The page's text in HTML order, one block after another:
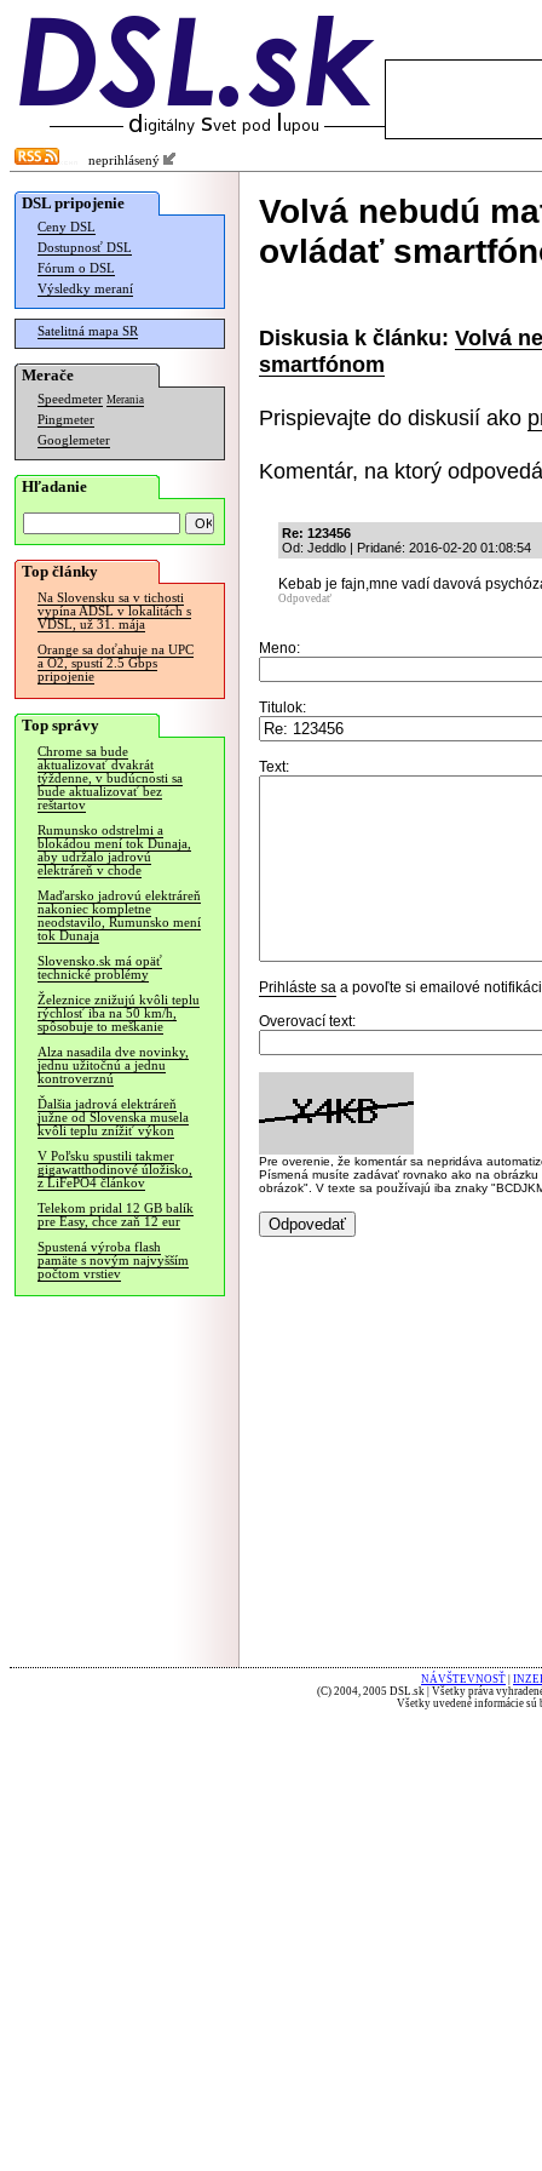
neprihlásený
DSL pripojenie
Ceny DSL
Dostupnosť DSL
Fórum o DSL
Výsledky meraní
Satelitná mapa SR
Merače
Speedmeter Merania
Pingmeter
Googlemeter
Hľadanie
Top články
Na Slovensku sa v tichosti
vypína ADSL v lokalitách s
VDSL, už 31. mája
Orange sa doťahuje na UPC
a O2, spustí 2.5 Gbps
pripojenie
Top správy
Chrome sa bude
aktualizovať dvakrát
týždenne, v budúcnosti sa
bude aktualizovať bez
reštartov
Rumunsko odstrelmi a
blokádou mení tok Dunaja,
aby udržalo jadrovú
elektráreň v chode
Maďarsko jadrovú elektráreň
nakoniec kompletne
neodstavilo, Rumunsko mení
tok Dunaja
Slovensko.sk má opäť
technické problémy
Železnice znižujú kvôli teplu
rýchlosť iba na 50 km/h,
spôsobuje to meškanie
Alza nasadila dve novinky,
jednu užitočnú a jednu
kontroverznú
Ďalšia jadrová elektráreň
južne od Slovenska musela
kvôli teplu znížiť výkon
V Poľsku spustili takmer
gigawatthodinové úložisko,
z LiFePO4 článkov
Telekom pridal 12 GB balík
pre Easy, chce zaň 12 eur
Spustená výroba flash
pamäte s novým najvyšším
počtom vrstiev
Volvá nebudú
ovládať
Diskusia k článku: Volvá
smartfónom
Prispievajte do diskusií ako
Komentár, na ktorý
Re: 123456
Od: Jeddlo | Pridané: 2016-02-20 01:08:54
Kebab je fajn,mne vadí davová
Odpovedať
Meno:
Titulok:
Text:
Prihláste sa a povoľte si emailové
Overovací text:
Pre overenie, že komentár sa nepridáva
Písmená musíte zadávať rovnako ako na
obrázok". V texte sa používajú iba znaky
NÁVŠTEVNOSŤ
(C) 2004, 2005 DSL.sk | Všetky práva
Všetky uvedené informácie sú